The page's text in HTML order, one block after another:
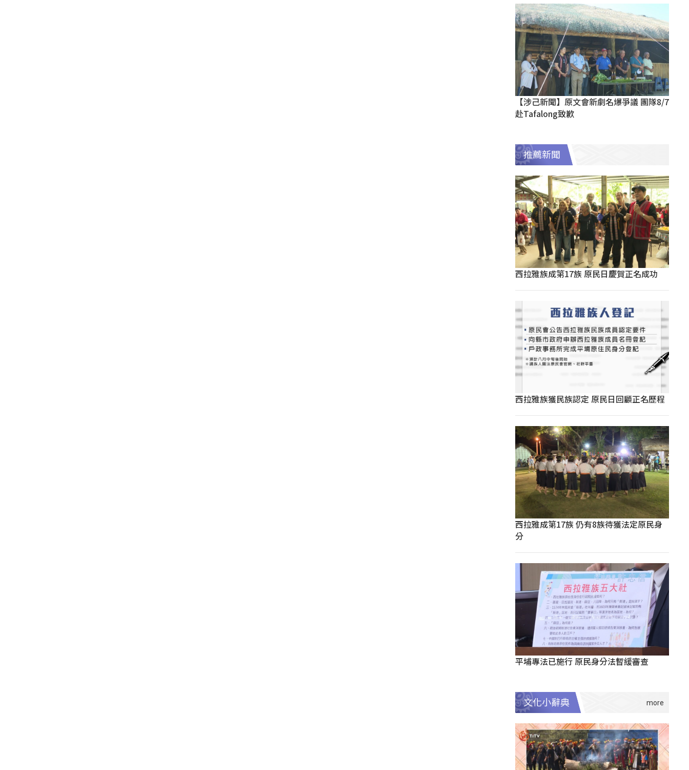
【涉己新聞】原文會新劇名爆爭議 團隊8/7
赴Tafalong致歉
推薦新聞
西拉雅族成第17族 原民日慶賀正名成功
西拉雅族獲民族認定 原民日回顧正名歷程
西拉雅成第17族 仍有8族待獲法定原民身
分
平埔專法已施行 原民身分法暫緩審查
文化小辭典